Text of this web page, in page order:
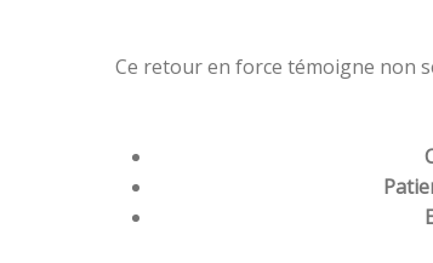
Ce retour en force témoigne non